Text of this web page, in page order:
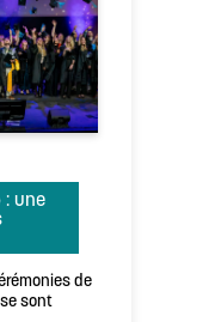
: une
de
sont